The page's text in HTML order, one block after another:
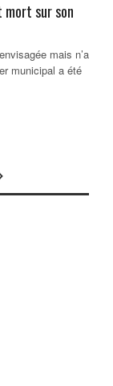
mort sur son
mais n’a
municipal a été